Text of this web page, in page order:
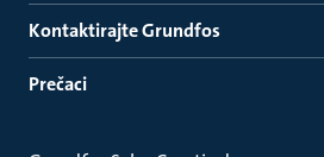
Kontaktirajte Grundfos
Prečaci